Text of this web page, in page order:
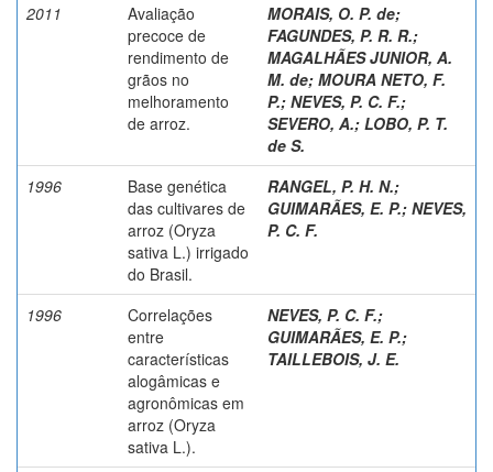
2011
Avaliação
precoce de
rendimento de
grãos no
melhoramento
de arroz.
MORAIS, O. P. de;
FAGUNDES, P. R. R.;
MAGALHÃES JUNIOR, A.
M. de; MOURA NETO, F.
P.; NEVES, P. C. F.;
SEVERO, A.; LOBO, P. T.
de S.
1996
Base genética
das cultivares de
arroz (Oryza
sativa L.) irrigado
do Brasil.
RANGEL, P. H. N.;
GUIMARÃES, E. P.; NEVES,
P. C. F.
1996
Correlações
entre
características
alogâmicas e
agronômicas em
arroz (Oryza
sativa L.).
NEVES, P. C. F.;
GUIMARÃES, E. P.;
TAILLEBOIS, J. E.